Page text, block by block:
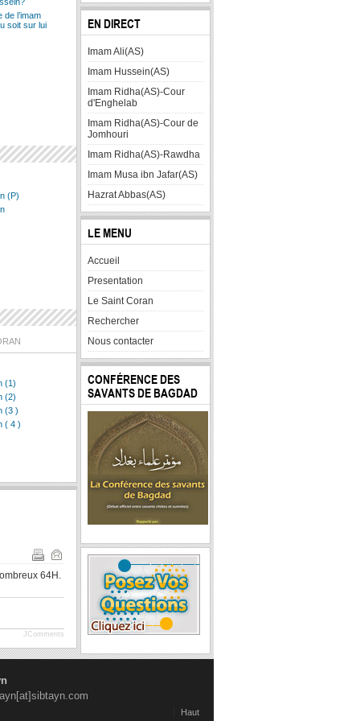
l’imam
soit sur lui
(P)
(1)
(2)
(3 )
( 4 )
64H.
JComments
EN DIRECT
Imam Ali(AS)
Imam Hussein(AS)
Imam Ridha(AS)-Cour
d'Enghelab
Imam Ridha(AS)-Cour de
Jomhouri
Imam Ridha(AS)-Rawdha
Imam Musa ibn Jafar(AS)
Hazrat Abbas(AS)
LE MENU
Accueil
Presentation
Le Saint Coran
Rechercher
Nous contacter
CONFÉRENCE DES
SAVANTS DE BAGDAD
Haut